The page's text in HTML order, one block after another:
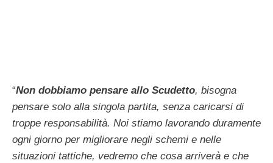
“Non dobbiamo pensare allo Scudetto, bisogna
pensare solo alla singola partita, senza caricarsi di
troppe responsabilità. Noi stiamo lavorando duramente
ogni giorno per migliorare negli schemi e nelle
situazioni tattiche, vedremo che cosa arriverà e che